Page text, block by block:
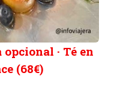
· Té en
(68€)